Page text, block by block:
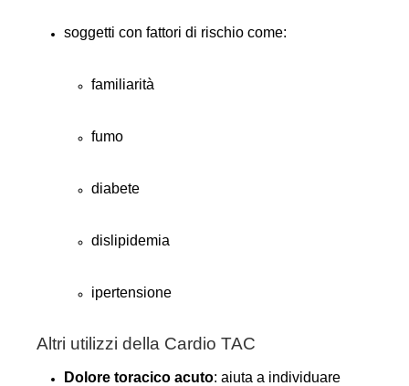
soggetti con fattori di rischio come:
familiarità
fumo
diabete
dislipidemia
ipertensione
Altri utilizzi della Cardio TAC
Dolore toracico acuto: aiuta a individuare